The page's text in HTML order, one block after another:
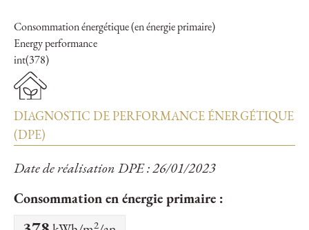
Consommation énergétique (en énergie primaire)
Energy performance
int(378)
DIAGNOSTIC DE PERFORMANCE ÉNERGÉTIQUE
(DPE)
Date de réalisation DPE : 26/01/2023
Consommation en énergie primaire :
2